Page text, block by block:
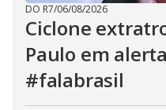
DO R7/06/08/2026
Ciclone
Paulo em
#falabrasil